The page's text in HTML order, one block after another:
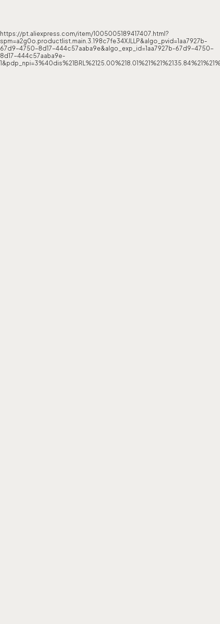
https://pt.aliexpress.com/item/1005005189417407.html?
spm=a2g0o.productlist.main.3.198c7fe34XJLLP&algo_pvid=1aa7927b-
67d9-4750-8d17-444c57aaba9e&algo_exp_id=1aa7927b-67d9-4750-
8d17-444c57aaba9e-